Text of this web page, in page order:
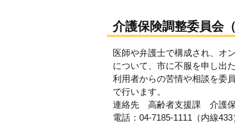
介護保険調整委員会
医師や弁護士で構成され、オ
について、市に不服を申し出
利用者からの苦情や相談を委
で行います。
連絡先 高齢者支援課 介護
電話：04-7185-1111（内線433